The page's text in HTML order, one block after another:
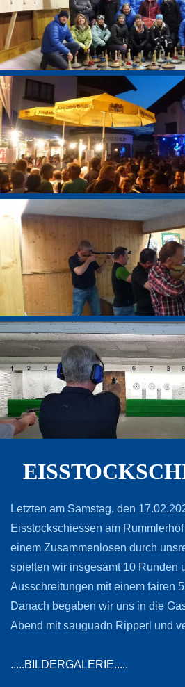
Letzten am Samstag, den
Eisstockschiessen am
einem Zusammenlosen durch
spielten wir insgesamt 10 Runden
Ausschreitungen mit einem fairen
Danach begaben wir uns in die
Abend mit sauguadn Ripperl und
.....BILDERGALERIE.....